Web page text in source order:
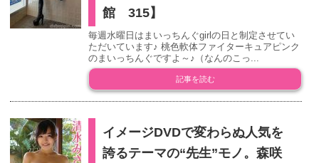
館 315】
毎週水曜日はまいっちんぐgirlの日と制定させてい
ただいています♪ 桃色軟体ファイターキュアピンク
のまいっちんぐですよ～♪（なんのこっ...
記事を読む
イメージDVDで変わらぬ人気を
誇るテーマの“先生”モノ。森咲